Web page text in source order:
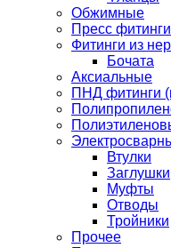
Обжимные
Пресс фитинги
Фитинги из
Бочата
Аксиальные
ПНД фитинги
Втулки
Заглушки
Муфты
Отводы
Тройники
Прочее